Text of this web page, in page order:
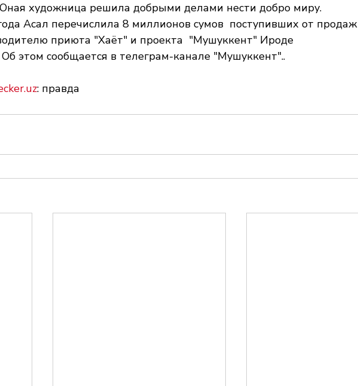
художница решила добрыми делами нести добро миру.
Асал перечислила 8 миллионов сумов  поступивших от продаж
приюта "Хаёт" и проекта  "Мушуккент" Ироде
этом сообщается в телеграм-канале "Мушуккент"..
: правда